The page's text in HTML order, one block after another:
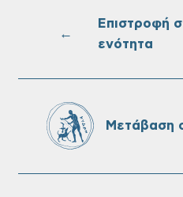
←
Επιστροφή
ενότητα
Μετάβαση